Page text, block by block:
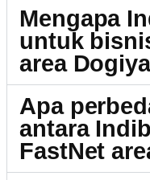
Mengapa
untuk
area
Apa
antara
FastNet